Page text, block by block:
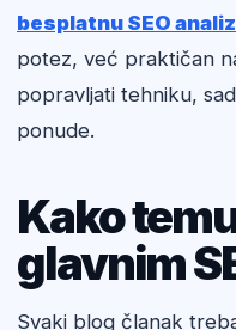
besplatnu SEO
potez, već praktičan
popravljati tehniku,
ponude.
Kako
glavnim
Svaki blog članak